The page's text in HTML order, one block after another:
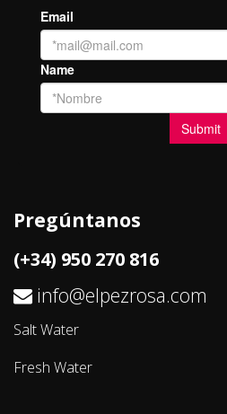
Pregúntanos
(+34) 950 270 816
info@elpezrosa.com
Salt Water
Fresh Water